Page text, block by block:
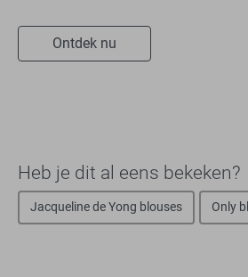
Ontdek nu
Heb je dit al eens bekeken?
Jacqueline de Yong blouses Only